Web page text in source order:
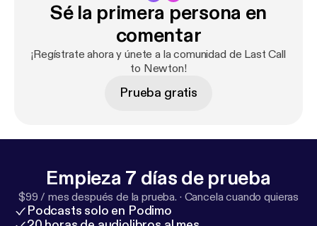
Sé la primera persona en
comentar
¡Regístrate ahora y únete a la comunidad de Last Call
to Newton!
Prueba gratis
Empieza 7 días de prueba
$99 / mes después de la prueba. · Cancela cuando quieras
Podcasts solo en Podimo